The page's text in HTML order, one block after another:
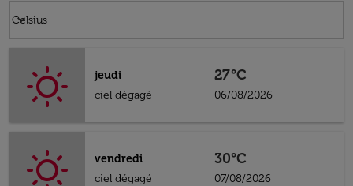
Celsius
keyboard_arrow_down
jeudi
ciel dégagé
27°C
06/08/2026
vendredi
ciel dégagé
30°C
07/08/2026